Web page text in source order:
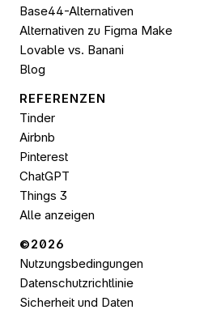
Base44-Alternativen
Alternativen zu Figma Make
Lovable vs. Banani
Blog
REFERENZEN
Tinder
Airbnb
Pinterest
ChatGPT
Things 3
Alle anzeigen
©2026
Nutzungsbedingungen
Datenschutzrichtlinie
Sicherheit und Daten